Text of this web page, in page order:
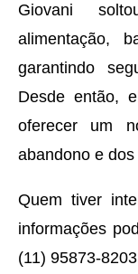
Giovani
alimentação,
garantindo
Desde então,
oferecer um
abandono e
Quem tiver
informações
(11) 95873-